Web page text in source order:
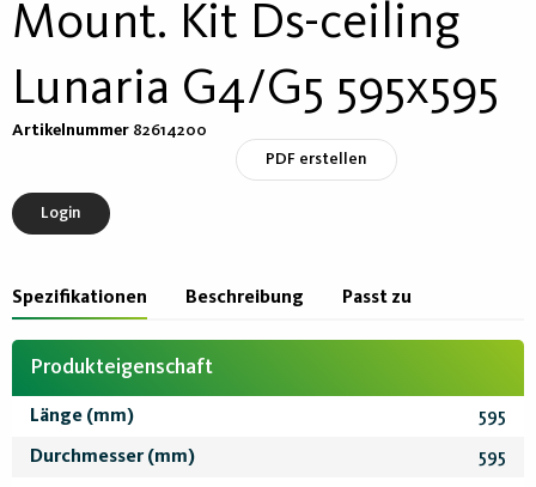
Mount. Kit Ds-ceiling
Lunaria G4/G5 595x595
Artikelnummer 82614200
PDF erstellen
Login
Spezifikationen Beschreibung Passt zu
Produkteigenschaft
Länge (mm) 595
Durchmesser (mm) 595